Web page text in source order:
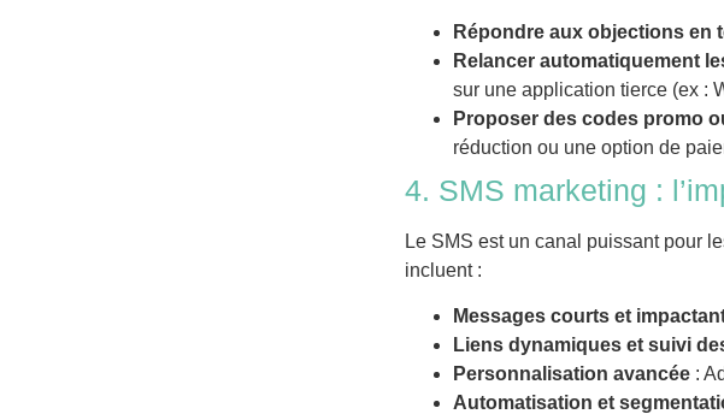
Répondre aux objections en
Relancer automatiquement
sur une application tierce (ex :
Proposer des codes promo
réduction ou une option de
4. SMS marketing :
Le SMS est un canal puissant pour
incluent :
Messages courts et
Liens dynamiques et suivi
Personnalisation avancée :
Automatisation et